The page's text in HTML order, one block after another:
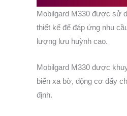
Mobilgard M330 được sử
thiết kế để đáp ứng nhu
lượng lưu huỳnh cao.
Mobilgard M330 được
biển xa bờ, động cơ đẩy
định.